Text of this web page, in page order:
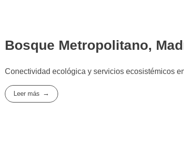
Bosque Metropolitano,
Conectividad ecológica y servicios ecosistémicos
Leer más